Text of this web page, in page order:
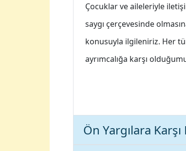
Çocuklar ve aileleriyle
saygı çerçevesinde
konusuyla ilgileniriz. Her
ayrımcalığa karşı
Ön Yargılara